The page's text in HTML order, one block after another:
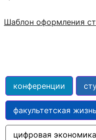
Шаблон оформления
конференции
факультетская жизнь
цифровая экономика